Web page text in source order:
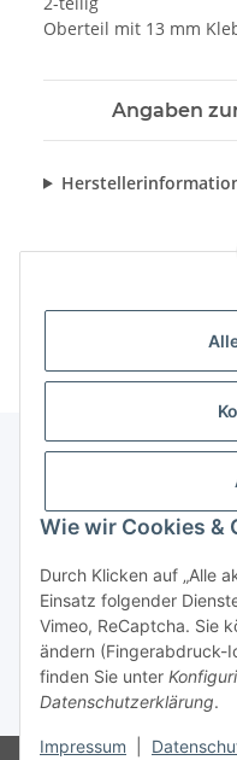
Wie wir Cookies &
Durch Klicken auf „Alle
Einsatz folgender
Vimeo, ReCaptcha. Sie
ändern (Fingerabdruck-
finden Sie unter
Datenschutzerklärung.
Impressum
Oberteil mit 13 mm
Angaben
Gesetzliche Informationen
* Alle Preise inkl. gesetzlicher